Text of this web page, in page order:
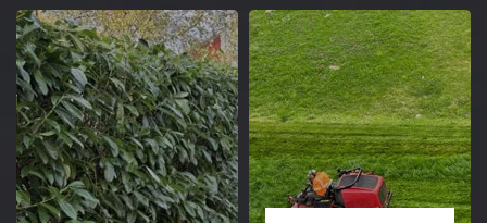
02.52.56.49.40
Elagage d'arbre 18
Entreprise élagage
d'arbre 18 Cher tel:
02.52.56.49.40
Abattage d'arbres
18
Entreprise abattage